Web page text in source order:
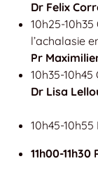
Dr Felix
10h25-
l’achalasie
Pr
10h35-
Dr Lisa
10h45-
11h00-11h30